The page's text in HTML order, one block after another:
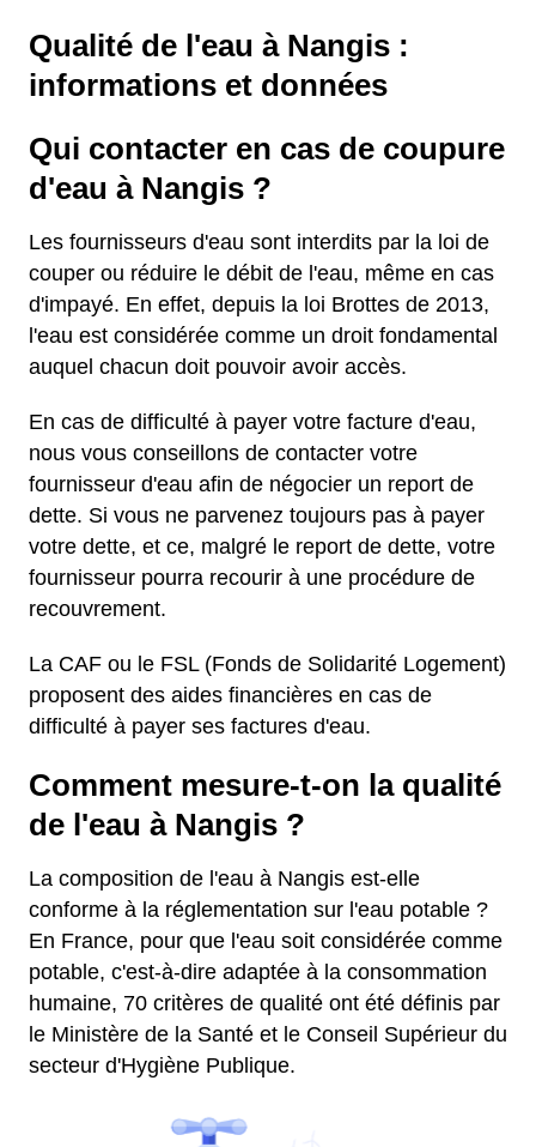
Qualité de l'eau à Nangis :
informations et données
Qui contacter en cas de coupure
d'eau à Nangis ?
Les fournisseurs d'eau sont interdits par la loi de
couper ou réduire le débit de l'eau, même en cas
d'impayé. En effet, depuis la loi Brottes de 2013,
l'eau est considérée comme un droit fondamental
auquel chacun doit pouvoir avoir accès.
En cas de difficulté à payer votre facture d'eau,
nous vous conseillons de contacter votre
fournisseur d'eau afin de négocier un report de
dette. Si vous ne parvenez toujours pas à payer
votre dette, et ce, malgré le report de dette, votre
fournisseur pourra recourir à une procédure de
recouvrement.
La CAF ou le FSL (Fonds de Solidarité Logement)
proposent des aides financières en cas de
difficulté à payer ses factures d'eau.
Comment mesure-t-on la qualité
de l'eau à Nangis ?
La composition de l'eau à Nangis est-elle
conforme à la réglementation sur l'eau potable ?
En France, pour que l'eau soit considérée comme
potable, c'est-à-dire adaptée à la consommation
humaine, 70 critères de qualité ont été définis par
le Ministère de la Santé et le Conseil Supérieur du
secteur d'Hygiène Publique.